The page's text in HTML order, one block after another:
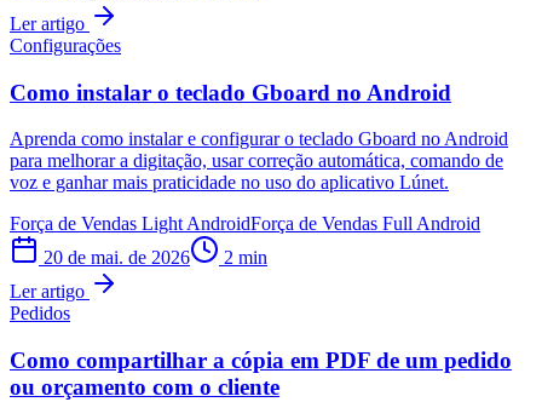
Ler artigo
Configurações
Como instalar o teclado Gboard no Android
Aprenda como instalar e configurar o teclado Gboard no Android
para melhorar a digitação, usar correção automática, comando de
voz e ganhar mais praticidade no uso do aplicativo Lúnet.
Força de Vendas Light AndroidForça de Vendas Full Android
20 de mai. de 2026
2 min
Ler artigo
Pedidos
Como compartilhar a cópia em PDF de um pedido
ou orçamento com o cliente